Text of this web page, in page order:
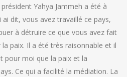
Yahya Jammeh a été à
ai dit, vous avez travaillé ce pays,
à détruire ce que vous avez fait
paix. Il a été très raisonnable et il
pour moi que la paix et la
Ce qui a facilité la médiation. La